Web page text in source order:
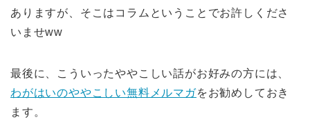
ありますが、そこはコラムということでお許しくださ
いませww
最後に、こういったややこしい話がお好みの方には、
わがはいのややこしい無料メルマガをお勧めしておき
ます。